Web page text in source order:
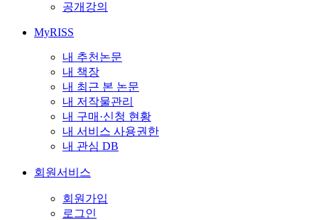
공개강의
MyRISS
내 추천논문
내 책장
내 최근 본 논문
내 저작물관리
내 구매·신청 현황
내 서비스 사용권한
내 관심 DB
회원서비스
회원가입
로그인